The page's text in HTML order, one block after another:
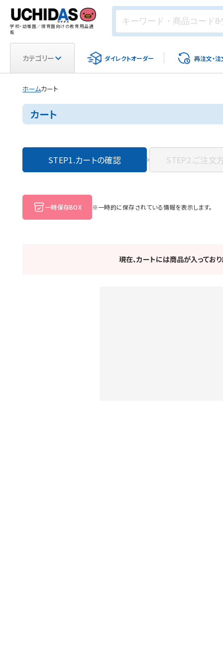
学校・幼稚園／保育園向けの教育用品通
販
カテゴリー ダイレクトオーダー 再注文・注
ホームカート
カート
STEP1.カートの確認 STEP2.ご注文
一時保存BOX ※一時的に保存されている情報を表示します。
現在、カートには商品が入ってお